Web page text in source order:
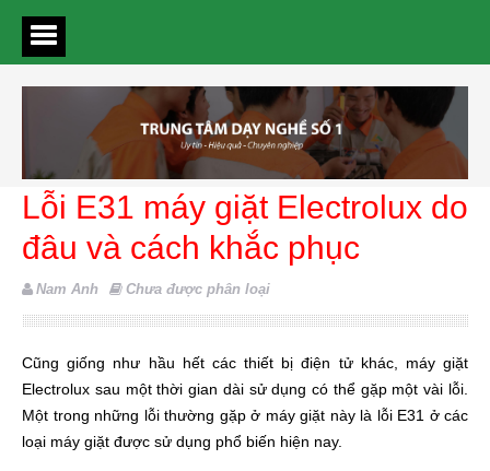
Lỗi E31 máy giặt Electrolux do
đâu và cách khắc phục
Nam Anh Chưa được phân loại
Cũng giống như hầu hết các thiết bị điện tử khác, máy giặt
Electrolux sau một thời gian dài sử dụng có thể gặp một vài lỗi.
Một trong những lỗi thường gặp ở máy giặt này là lỗi E31 ở các
loại máy giặt được sử dụng phổ biến hiện nay.